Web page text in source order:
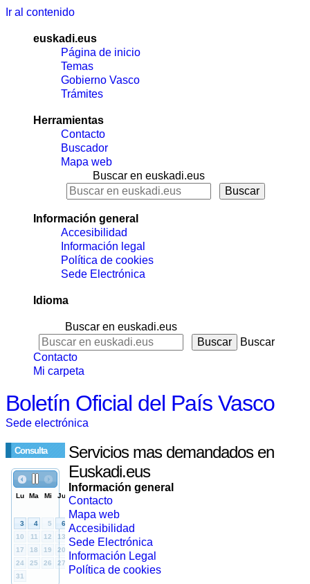
Ir al contenido
euskadi.eus
Página de inicio
Temas
Gobierno Vasco
Trámites
Herramientas
Contacto
Buscador
Mapa web
Buscar en euskadi.eus
Información general
Accesibilidad
Información legal
Política de cookies
Sede Electrónica
Idioma
Buscar en euskadi.eus
Buscar
Contacto
Mi carpeta
Boletín Oficial del País Vasco
Sede electrónica
Consulta
Servicios mas demandados en
Euskadi.eus
Información general
Contacto
Mapa web
Accesibilidad
Sede Electrónica
Información Legal
Política de cookies